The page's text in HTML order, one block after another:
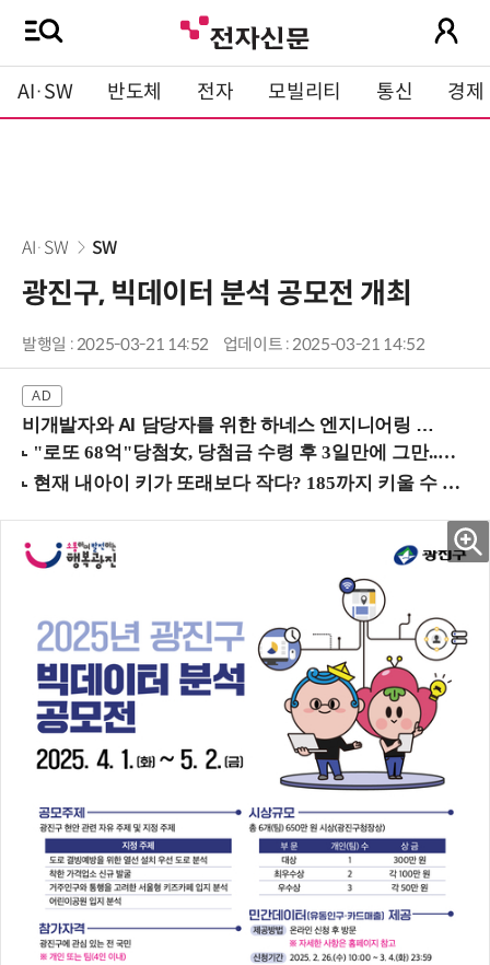
AI·SW 반도체 전자 모빌리티 통신 경제
AI·SW SW
광진구, 빅데이터 분석 공모전 개최
발행일 : 2025-03-21 14:52 업데이트 : 2025-03-21 14:52
비개발자와 AI 담당자를 위한 하네스 엔지니어링 입문과정 (8/20 신논현역)